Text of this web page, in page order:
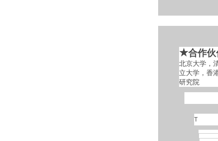
★合作伙
北京大学，
立大学，香
研究院
T